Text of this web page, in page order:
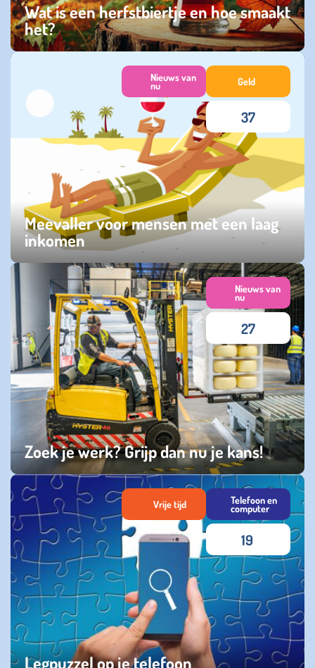
Wat is een herfstbiertje en hoe smaakt
het?
donderdag 09 oktober 2025
Meevaller voor mensen met een laag
inkomen
maandag 28 april 2025
Nieuws van
nu Geld
37
Zoek je werk? Grijp dan nu je kans!
zondag 06 april 2025
Nieuws van
nu
27
Legpuzzel op je telefoon
Vrije tijd Telefoon en
computer
19